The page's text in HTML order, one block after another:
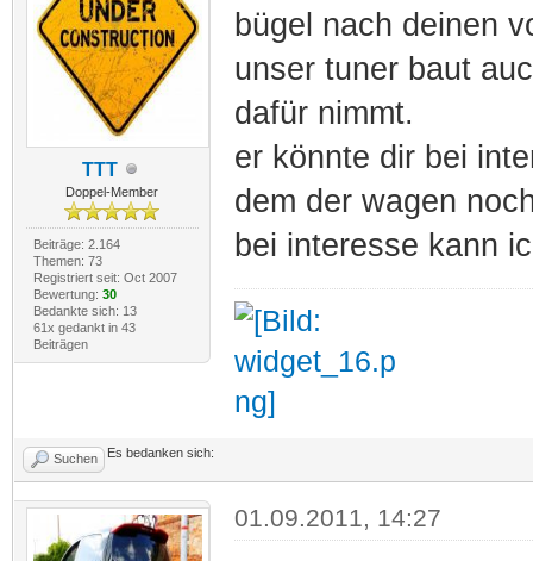
TTT
Doppel-Member
Beiträge: 2.164
Themen: 73
Registriert seit: Oct 2007
Bewertung: 30
Bedankte sich: 13
61x gedankt in 43
Beiträgen
bügel nach deinen
unser tuner baut
dafür nimmt.
er könnte dir bei
dem der wagen
bei interesse kann
Suchen Es bedanken sich:
01.09.2011, 14:27